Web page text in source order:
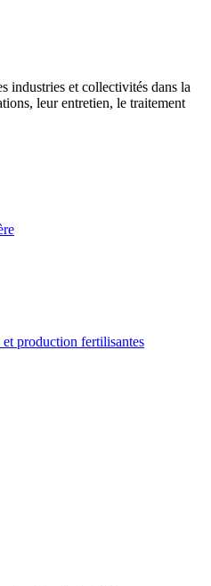
industries et collectivités dans la
leur entretien, le traitement
et production fertilisantes